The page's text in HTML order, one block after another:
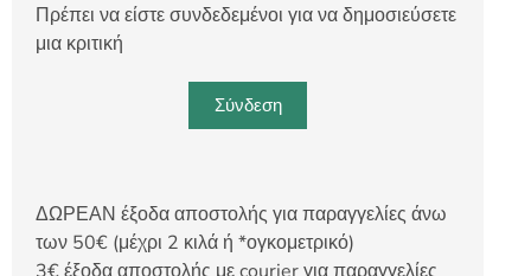
Πρέπει να είστε συνδεδεμένοι για να δημοσιεύσετε
μια κριτική
Σύνδεση
ΔΩΡΕΑΝ έξοδα αποστολής για παραγγελίες άνω
των 50€ (μέχρι 2 κιλά ή *ογκομετρικό)
3€ έξοδα αποστολής με courier για παραγγελίες